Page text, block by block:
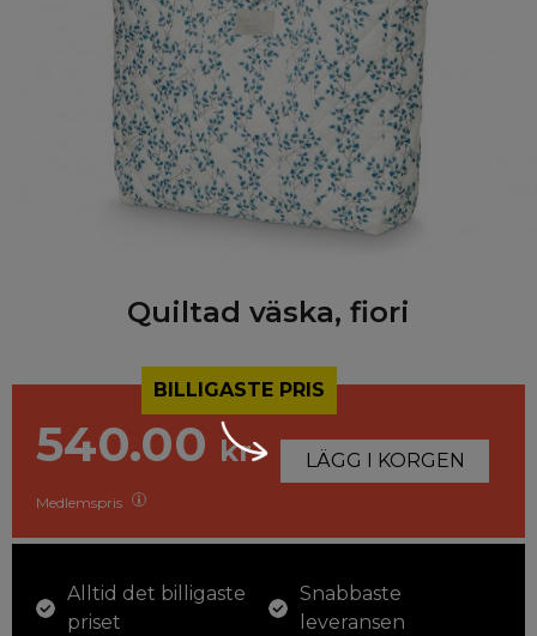
Quiltad väska, fiori
BILLIGASTE PRIS
540.00 kr
Medlemspris
LÄGG I KORGEN
Alltid det billigaste
priset
Snabbaste
leveransen